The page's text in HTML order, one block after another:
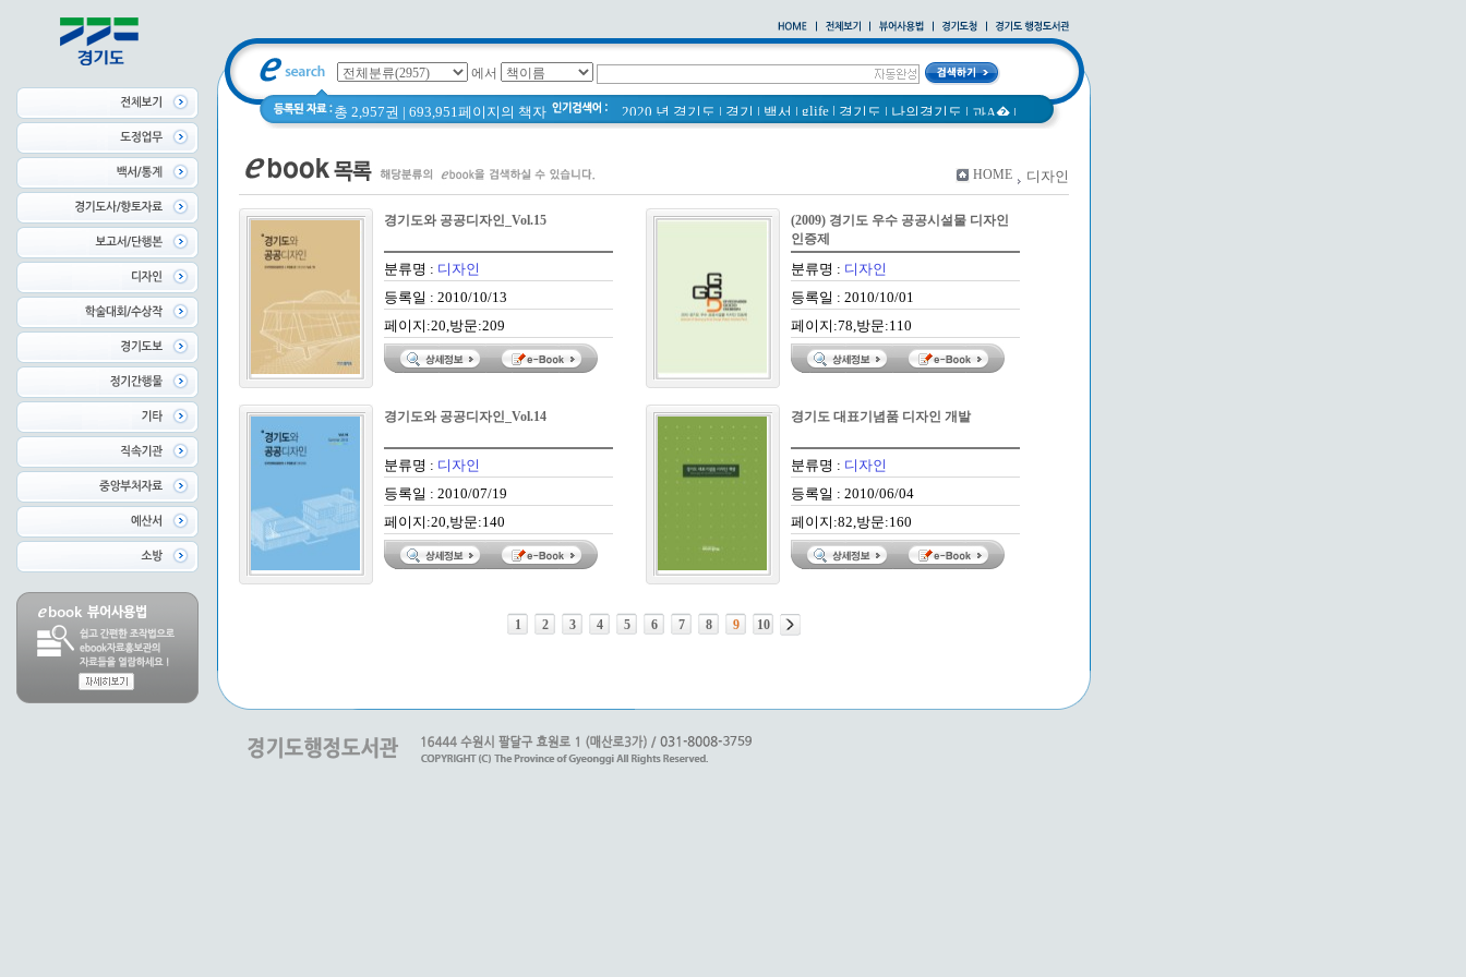
에서
총 2,957권 | 693,951페이지의 책자 2020 년 경기도 | 경기 | 백서 | glife | 경기도 | 나의경기도 | 과A� |
2021 경기도 공동주택 품질점검 사례집|통계연보|
경기도 바로알기|공동주택
|
국토의 계획 및 이용에 관한 법률_질의 회신 사례집 |
다문화가족 소식지
HOME 디자인
경기도와 공공디자인_Vol.15
분류명 : 디자인
등록일 : 2010/10/13
페이지:20,방문:209
(2009) 경기도 우수 공공시설물 디자인
인증제
분류명 : 디자인
등록일 : 2010/10/01
페이지:78,방문:110
경기도와 공공디자인_Vol.14
분류명 : 디자인
등록일 : 2010/07/19
페이지:20,방문:140
경기도 대표기념품 디자인 개발
분류명 : 디자인
등록일 : 2010/06/04
페이지:82,방문:160
1 2 3 4 5 6 7 8 9 10